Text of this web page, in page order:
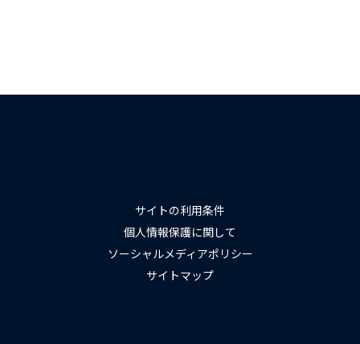
サイトの利用条件
個人情報保護に関して
ソーシャルメディアポリシー
サイトマップ